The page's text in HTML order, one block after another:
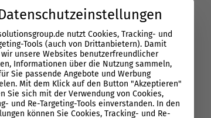
und Geschäftsführer der Online
sowie der Performance Suite
Searchspezialisiert und berät
nutzt Cookies, Tracking- und
Tools (auch von Drittanbietern). Damit
unsere Websites benutzerfreundlicher
Informationen über die Nutzung sammeln,
Sie passende Angebote und Werbung
Mit dem Klick auf den Button "Akzeptieren"
Sie sich mit der Verwendung von Cookies,
und Re-Targeting-Tools einverstanden. In den
können Sie Cookies, Tracking- und Re-